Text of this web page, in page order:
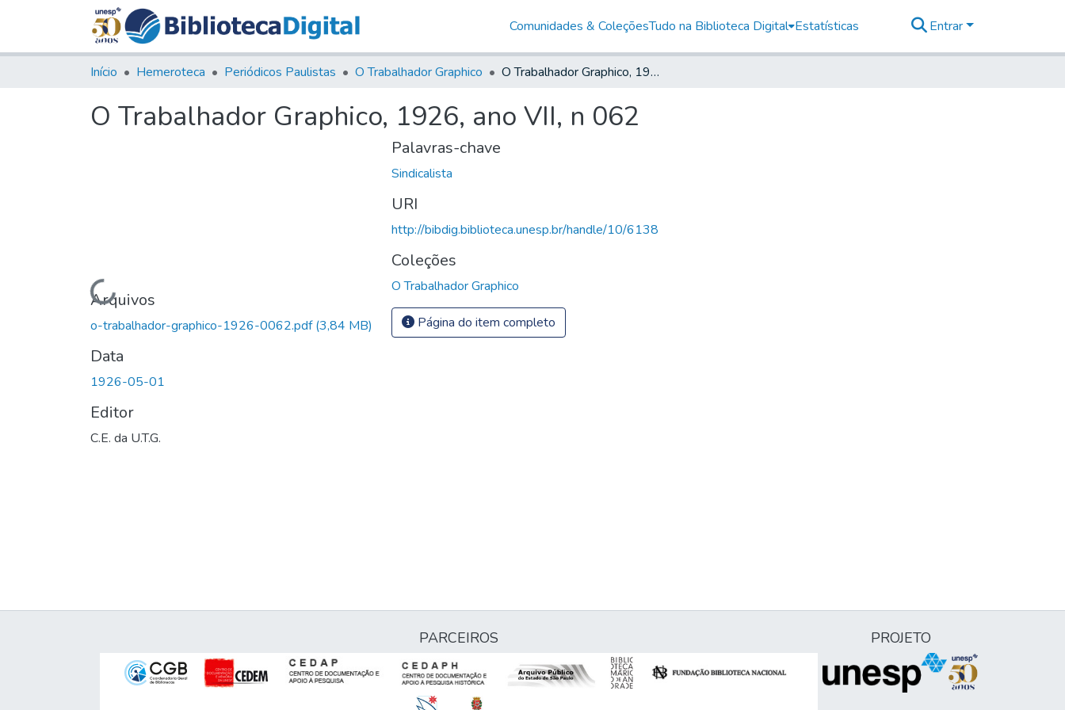
Comunidades & ColeçõesTudo na Biblioteca Digital Estatísticas Entrar
Início Hemeroteca Periódicos Paulistas O Trabalhador Graphico O Trabalhador Graphico, 1926, ano VII, n 062
O Trabalhador Graphico, 1926, ano VII, n 062
Carregando...
Arquivos
o-trabalhador-graphico-1926-0062.pdf(3,84 MB)
Data
1926-05-01
Editor
C.E. da U.T.G.
Palavras-chave
Sindicalista
URI
http://bibdig.biblioteca.unesp.br/handle/10/6138
Coleções
O Trabalhador Graphico
Página do item completo
PARCEIROS PROJETO